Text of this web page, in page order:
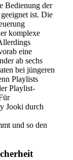
Bedienung der
ist. Die
komplexe
eine
ab sechs
bei jüngeren
Playlists
Playlist-
Jooki durch
und so den